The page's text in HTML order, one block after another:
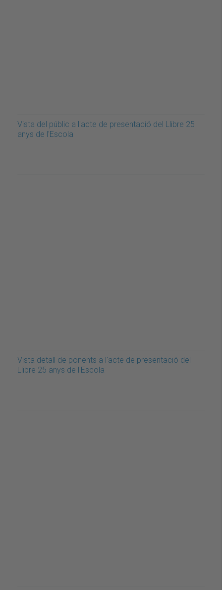
Vista del públic a l'acte de presentació del Llibre 25
anys de l'Escola
Vista detall de ponents a l'acte de presentació del
Llibre 25 anys de l'Escola